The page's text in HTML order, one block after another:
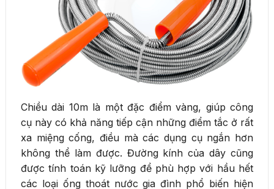
Chiều dài 10m là một đặc điểm vàng, giúp công
cụ này có khả năng tiếp cận những điểm tắc ở rất
xa miệng cống, điều mà các dụng cụ ngắn hơn
không thể làm được. Đường kính của dây cũng
được tính toán kỹ lưỡng để phù hợp với hầu hết
các loại ống thoát nước gia đình phổ biến hiện